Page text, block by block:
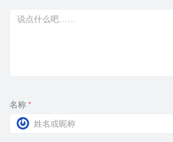
名称 *